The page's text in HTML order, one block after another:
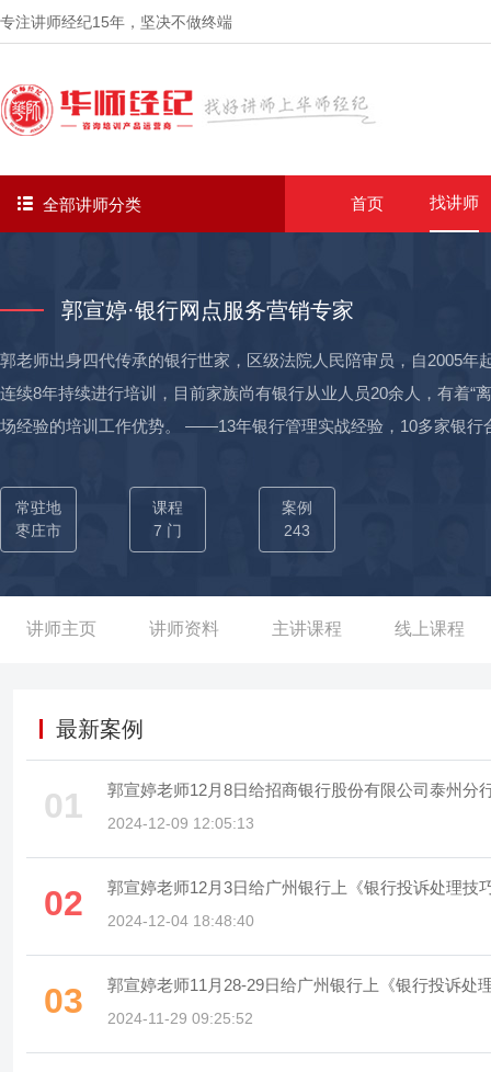
专注讲师经纪15年 ，坚决不做终端
全部讲师分类 首页 找讲师
郭宣婷·银行网点服务营销专家
郭老师出身四代传承的银行世家，区级法院人民陪审员，自2005
连续8年持续进行培训，目前家族尚有银行从业人员20余人，有着“
场经验的培训工作优势。 ——13年银行管理实战经验，10多家银
分行、四川绵阳商业银行适老化辅导、湖北省仙桃农商行、浙江省
州农商行、江苏省农商行、湖北省农商行等多家公司提供投诉处
升、网点适老化服务能力提升等项目，获得企业内部高层领导的高
月便转为总行机关正式员工，次年调任到了分行机关从事服务管
时为省内提供年均150余次的《规避冲突0冲突》、《银行客户抱
销外拓活动和网格化营销的落地辅导，从中整理出一本落地性强
并提升了网点营销人员95%的促单率，也为银行提供了年均200余
巧》、《新员工服务规范与职业素养》等课程，持续为行内输出
常驻地
枣庄市
课程
7 门
案例
243
讲师主页 讲师资料 主讲课程 线上课程
最新案例
01 郭宣婷老师12月8日给招商银行股份有限公司泰州分
2024-12-09 12:05:13
02 郭宣婷老师12月3日给广州银行上《银行投诉处理技
2024-12-04 18:48:40
03 郭宣婷老师11月28-29日给广州银行上《银行投诉处
2024-11-29 09:25:52